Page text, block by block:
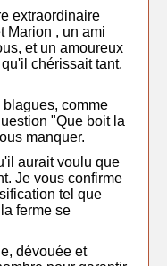
extraordinaire
Marion , un ami
et un amoureux
chérissait tant.
comme
"Que boit la
manquer.
aurait voulu que
Je vous confirme
tel que
ferme se
dévouée et